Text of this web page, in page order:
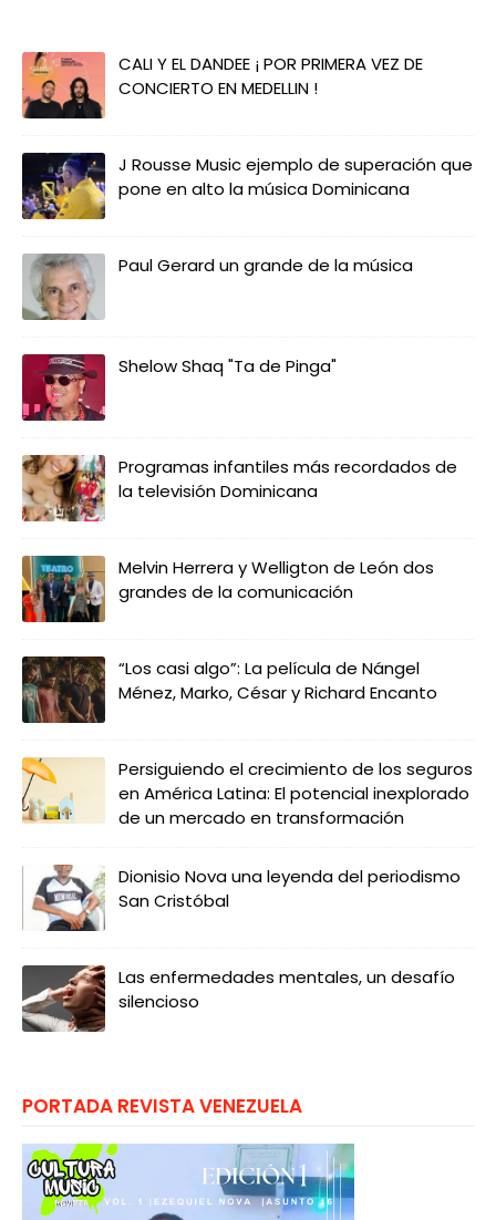
CALI Y EL DANDEE ¡ POR PRIMERA VEZ DE
CONCIERTO EN MEDELLIN !
J Rousse Music ejemplo de superación que
pone en alto la música Dominicana
Paul Gerard un grande de la música
Shelow Shaq "Ta de Pinga"
Programas infantiles más recordados de
la televisión Dominicana
Melvin Herrera y Welligton de León dos
grandes de la comunicación
“Los casi algo”: La película de Nángel
Ménez, Marko, César y Richard Encanto
Persiguiendo el crecimiento de los seguros
en América Latina: El potencial inexplorado
de un mercado en transformación
Dionisio Nova una leyenda del periodismo
San Cristóbal
Las enfermedades mentales, un desafío
silencioso
PORTADA REVISTA VENEZUELA